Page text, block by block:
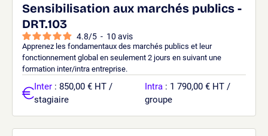
Sensibilisation aux marchés publics -
DRT.103
4.8/5 - 10 avis
Apprenez les fondamentaux des marchés publics et leur
fonctionnement global en seulement 2 jours en suivant une
formation inter/intra entreprise.
Inter : 850,00 € HT /
stagiaire
Intra : 1 790,00 € HT /
groupe